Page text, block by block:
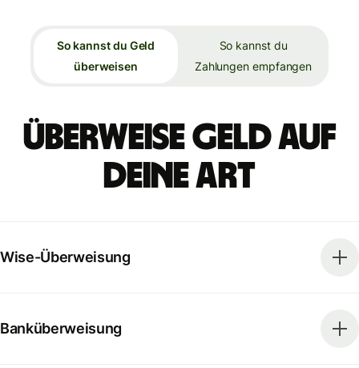
So kannst du Geld
überweisen
So kannst du
Zahlungen empfangen
Überweise Geld auf
deine Art
Wise-Überweisung
Banküberweisung